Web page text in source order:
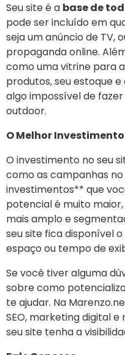
Seu site é a base de
pode ser incluído em
seja um anúncio de TV,
propaganda online.
como uma vitrine para
produtos, seu estoque
algo impossível de
outdoor.
O Melhor
O investimento no seu
como as campanhas
investimentos** que
potencial é muito
mais amplo e
seu site fica disponível
espaço ou tempo de
Se você tiver alguma
sobre como
te ajudar. Na
SEO, marketing digital
seu site tenha a